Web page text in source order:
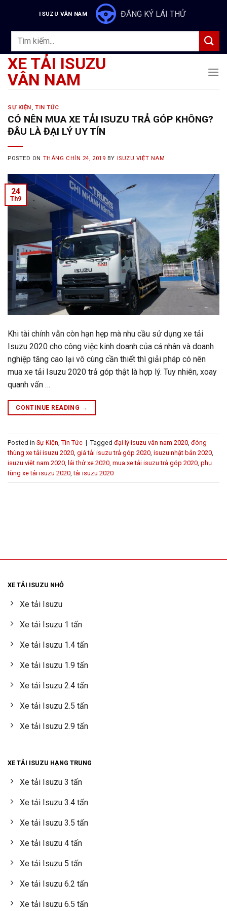
content
ISUZU VÂN NAM ĐĂNG KÝ LÁI THỬ
Tìm
XE TẢI ISUZU
VÂN NAM
SỰ KIỆN,TIN TỨC
CÓ NÊN MUA XE TẢI ISUZU TRẢ GÓP KHÔNG?
ĐÂU LÀ ĐẠI LÝ UY TÍN
POSTED ON THÁNG CHÍN 24, 2019 BY ISUZU VIỆT NAM
24
Th9
Khi tài chính vẫn còn hạn hẹp mà nhu cầu sử dụng xe tải
Isuzu 2020 cho công việc kinh doanh của cá nhân và doanh
nghiệp tăng cao lại vô cùng cần thiết thì giải pháp có nên
mua xe tải Isuzu 2020 trả góp thật là hợp lý. Tuy nhiên, xoay
quanh vấn …
CONTINUE READING →
Posted in Sự Kiện Tin Tức | Tagged đại lý isuzu vân nam 2020 đóng
thùng xe tải isuzu 2020 giá tải isuzu trả góp 2020 isuzu nhật bản 2020
isuzu việt nam 2020 lái thử xe 2020 mua xe tải isuzu trả góp 2020 phụ
tùng xe tải isuzu 2020 ,tải isuzu 2020
XE TẢI ISUZU NHỎ
Xe tải Isuzu
Xe tải Isuzu 1 tấn
Xe tải Isuzu 1.4 tấn
Xe tải Isuzu 1.9 tấn
Xe tải Isuzu 2.4 tấn
Xe tải Isuzu 2.5 tấn
Xe tải Isuzu 2.9 tấn
XE TẢI ISUZU HẠNG TRUNG
Xe tải Isuzu 3 tấn
Xe tải Isuzu 3.4 tấn
Xe tải Isuzu 3.5 tấn
Xe tải Isuzu 4 tấn
Xe tải Isuzu 5 tấn
Xe tải Isuzu 6.2 tấn
Xe tải Isuzu 6.5 tấn